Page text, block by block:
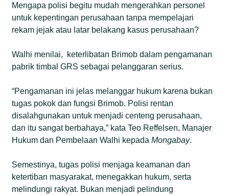
Mengapa polisi begitu mudah mengerahkan personel
untuk kepentingan perusahaan tanpa mempelajari
rekam jejak atau latar belakang kasus perusahaan?
Walhi menilai, keterlibatan Brimob dalam pengamanan
pabrik timbal GRS sebagai pelanggaran serius.
“Pengamanan ini jelas melanggar hukum karena bukan
tugas pokok dan fungsi Brimob. Polisi rentan
disalahgunakan untuk menjadi centeng perusahaan,
dan itu sangat berbahaya,” kata Teo Reffelsen, Manajer
Hukum dan Pembelaan Walhi kepada Mongabay.
Semestinya, tugas polisi menjaga keamanan dan
ketertiban masyarakat, menegakkan hukum, serta
melindungi rakyat. Bukan menjadi pelindung